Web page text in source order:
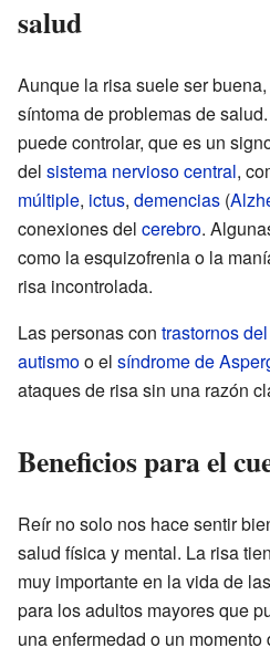
salud
Aunque la risa suele ser
síntoma de problemas de
puede controlar, que es un
del sistema nervioso central,
múltiple, ictus, demencias (
conexiones del cerebro.
como la esquizofrenia o la
risa incontrolada.
Las personas con trastornos
autismoo el síndrome de
ataques de risa sin una razón
Beneficios para el
Reír no solo nos hace sentir
salud física y mental. La risa
muy importante en la vida de
para los adultos mayores que
una enfermedad o un momento